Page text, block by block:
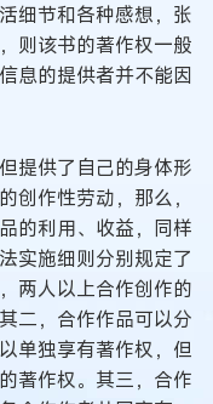
细节和各种感想，张
则该书的著作权一般
息的提供者并不能因
提供了自己的身体形
创作性劳动，那么，
的利用、收益，同样
实施细则分别规定了
两人以上合作创作的
二，合作作品可以分
单独享有著作权，但
著作权。其三，合作